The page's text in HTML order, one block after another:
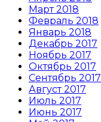
Март 2018
Февраль 2018
Январь 2018
Декабрь 2017
Ноябрь 2017
Октябрь 2017
Сентябрь 2017
Август 2017
Июль 2017
Июнь 2017